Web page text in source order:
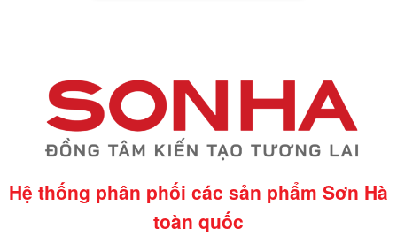
Hệ thống phân phối các sản phẩm Sơn Hà
toàn quốc